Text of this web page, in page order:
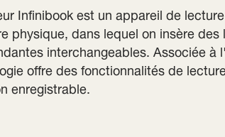
Infinibook est un appareil de
physique, dans lequel on insère
interchangeables. Associée à
offre des fonctionnalités de
enregistrable.